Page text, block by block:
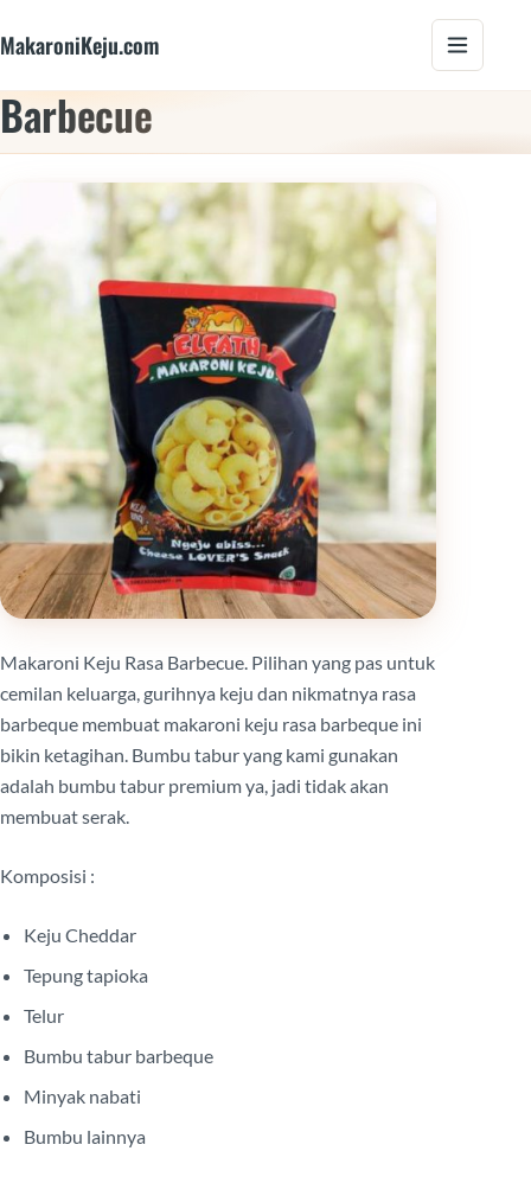
MakaroniKeju.com
Barbecue
Makaroni Keju Rasa Barbecue. Pilihan yang pas untuk
cemilan keluarga, gurihnya keju dan nikmatnya rasa
barbeque membuat makaroni keju rasa barbeque ini
bikin ketagihan. Bumbu tabur yang kami gunakan
adalah bumbu tabur premium ya, jadi tidak akan
membuat serak.
Komposisi :
Keju Cheddar
Tepung tapioka
Telur
Bumbu tabur barbeque
Minyak nabati
Bumbu lainnya